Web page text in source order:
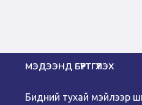
МЭДЭЭНД БҮРТГҮҮЛЭХ
Бидний тухай мэйлээр